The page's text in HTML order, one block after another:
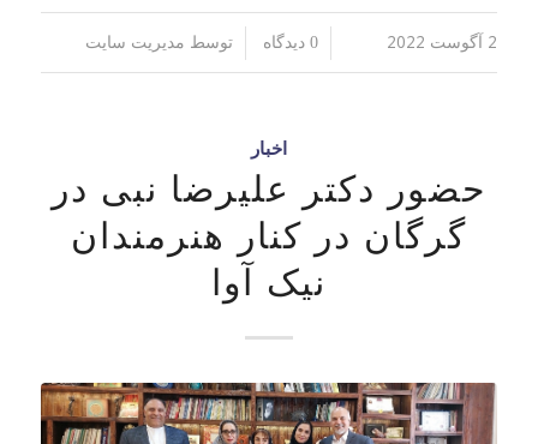
2 آگوست 2022 / 0 دیدگاه توسط مدیریت سایت
اخبار
حضور دکتر علیرضا نبی در
گرگان در کنار هنرمندان
نیک آوا